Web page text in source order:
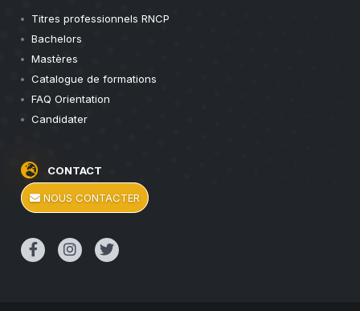
Titres professionnels RNCP
Bachelors
Mastères
Catalogue de formations
FAQ Orientation
Candidater
CONTACT
NOUS CONTACTER